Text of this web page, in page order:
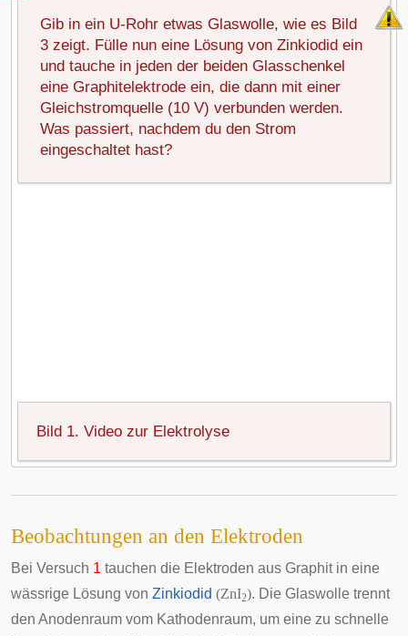
Gib in ein U-Rohr etwas Glaswolle, wie es Bild
3 zeigt. Fülle nun eine Lösung von Zinkiodid ein
und tauche in jeden der beiden Glasschenkel
eine Graphitelektrode ein, die dann mit einer
Gleichstromquelle (10 V) verbunden werden.
Was passiert, nachdem du den Strom
eingeschaltet hast?
Bild 1. Video zur Elektrolyse
Beobachtungen an den Elektroden
Bei Versuch 1 tauchen die Elektroden aus Graphit in eine
wässrige Lösung von Zinkiodid (ZnI2). Die Glaswolle trennt
den Anodenraum vom Kathodenraum, um eine zu schnelle